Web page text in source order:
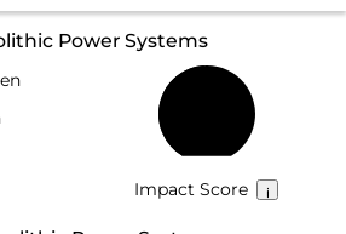
Power Systems
Impact Score